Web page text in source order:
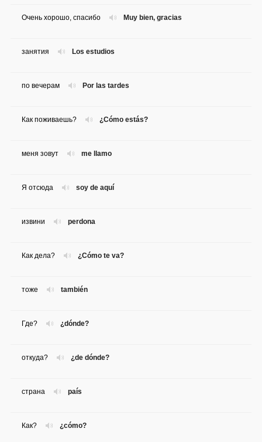
Muy bien, gracias
Очень хорошо, спасибо
Los estudios
занятия
Por las tardes
по вечерам
¿Cómo estás?
Как поживаешь?
me llamo
меня зовут
soy de aquí
Я отсюда
perdona
извини
¿Cómo te va?
Как дела?
también
тоже
¿dónde?
Где?
¿de dónde?
откуда?
país
страна
¿cómo?
Как?